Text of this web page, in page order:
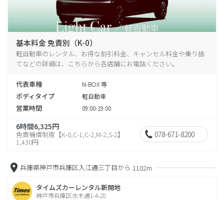
基本料金 免責別（K-0）
軽自動車のレンタル、お得な割引料金、キャンセル料金や乗り捨
てなどの詳細は、こちらから各店舗にお電話ください。
代表車種 N-BOX 等
ボディタイプ 軽自動車
営業時間 09:00-19:00
6時間6,325円
免責補償制度【K-0,C-1,C-2,M-2,S-2】
1,430円
078-671-8200
兵庫県神戸市兵庫区入江通三丁目から 1102m
タイムズカーレンタル新開地
神戸市兵庫区水木通1-4-28